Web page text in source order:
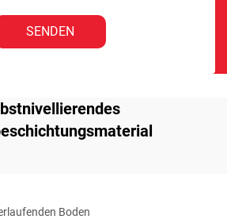
SENDEN
Boden